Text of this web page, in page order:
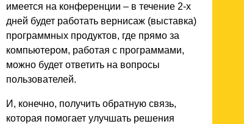
имеется на конференции – в течение 2-х
дней будет работать вернисаж (выставка)
программных продуктов, где прямо за
компьютером, работая с программами,
можно будет ответить на вопросы
пользователей.
И, конечно, получить обратную связь,
которая помогает улучшать решения